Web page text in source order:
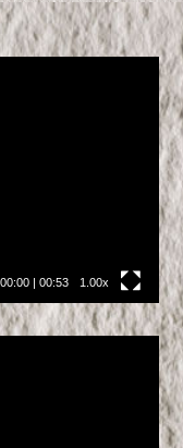
00:00| 00:53 1.00x